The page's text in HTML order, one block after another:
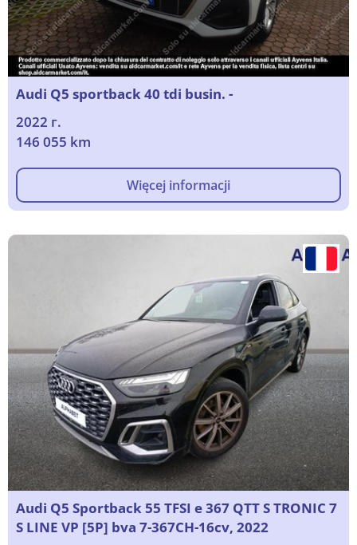
Audi Q5 sportback 40 tdi busin. -
2022 г.
146 055 km
Więcej informacji
Audi Q5 Sportback 55 TFSI e 367 QTT S TRONIC 7
S LINE VP [5P] bva 7-367CH-16cv, 2022